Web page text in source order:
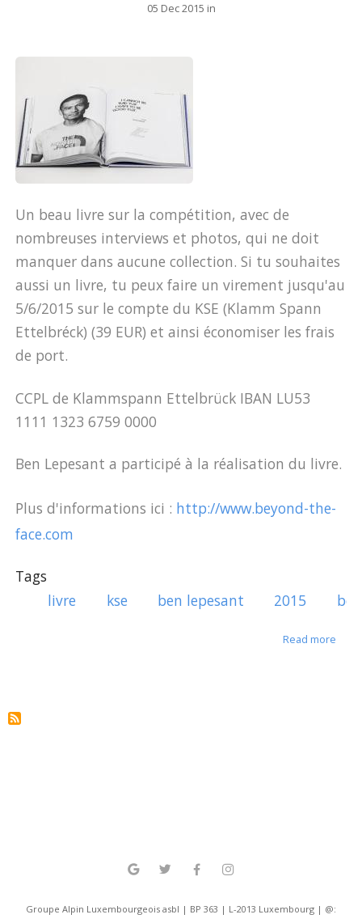
05 Dec 2015 in
Un beau livre sur la compétition, avec de
nombreuses interviews et photos, qui ne doit
manquer dans aucune collection. Si tu souhaites
aussi un livre, tu peux faire un virement jusqu'au
5/6/2015 sur le compte du KSE (Klamm Spann
Ettelbréck) (39 EUR) et ainsi économiser les frais
de port.
CCPL de Klammspann Ettelbrück IBAN LU53
1111 1323 6759 0000
Ben Lepesant a participé à la réalisation du livre.
Plus d'informations ici : http://www.beyond-the-
face.com
Tags
livre
kse ben lepesant 2015
Read more
Groupe Alpin Luxembourgeois asbl | BP 363 | L-2013 Luxembourg | @: